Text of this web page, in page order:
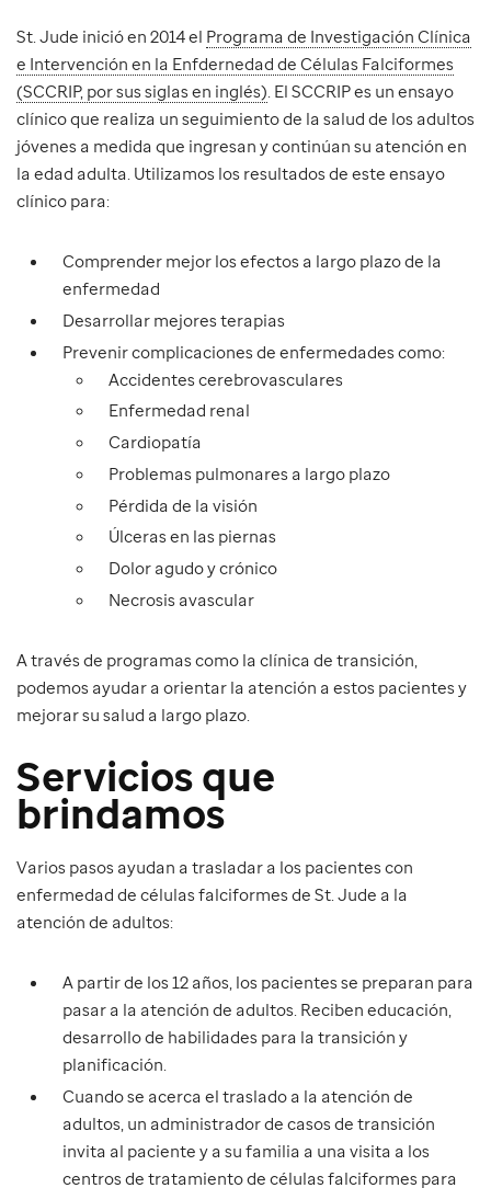
St. Jude inició en 2014 el Programa de Investigación Clínica
e Intervención en la Enfdernedad de Células Falciformes
(SCCRIP, por sus siglas en inglés). El SCCRIP es un ensayo
clínico que realiza un seguimiento de la salud de los adultos
jóvenes a medida que ingresan y continúan su atención en
la edad adulta. Utilizamos los resultados de este ensayo
clínico para:
Comprender mejor los efectos a largo plazo de la
enfermedad
Desarrollar mejores terapias
Prevenir complicaciones de enfermedades como:
Accidentes cerebrovasculares
Enfermedad renal
Cardiopatía
Problemas pulmonares a largo plazo
Pérdida de la visión
Úlceras en las piernas
Dolor agudo y crónico
Necrosis avascular
A través de programas como la clínica de transición,
podemos ayudar a orientar la atención a estos pacientes y
mejorar su salud a largo plazo.
Servicios que
brindamos
Varios pasos ayudan a trasladar a los pacientes con
enfermedad de células falciformes de St. Jude a la
atención de adultos:
A partir de los 12 años, los pacientes se preparan para
pasar a la atención de adultos. Reciben educación,
desarrollo de habilidades para la transición y
planificación.
Cuando se acerca el traslado a la atención de
adultos, un administrador de casos de transición
invita al paciente y a su familia a una visita a los
centros de tratamiento de células falciformes para